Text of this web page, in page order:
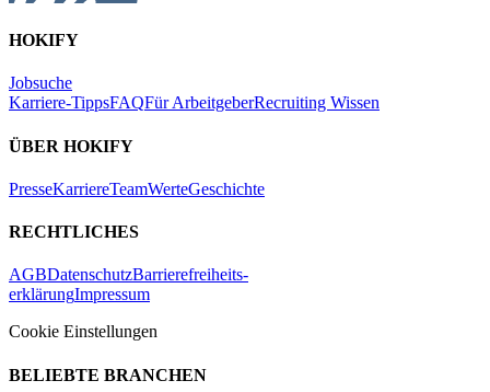
HOKIFY
Jobsuche
Karriere-TippsFAQFür ArbeitgeberRecruiting Wissen
ÜBER HOKIFY
PresseKarriereTeamWerteGeschichte
RECHTLICHES
AGBDatenschutzBarrierefreiheits-
erklärungImpressum
Cookie Einstellungen
BELIEBTE BRANCHEN